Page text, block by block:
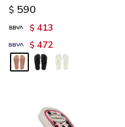
$ 590
$ 413
$ 472